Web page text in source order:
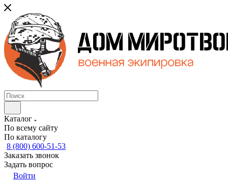
Каталог
По всему сайту
По каталогу
8 (800) 600-51-53
Заказать звонок
Задать вопрос
Войти